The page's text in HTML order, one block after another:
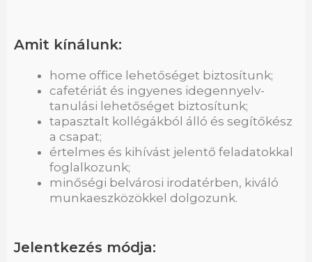
Amit kínálunk:
home office lehetőséget biztosítunk;
cafetériát és ingyenes idegennyelv-
tanulási lehetőséget biztosítunk;
tapasztalt kollégákból álló és segítőkész
a csapat;
értelmes és kihívást jelentő feladatokkal
foglalkozunk;
minőségi belvárosi irodatérben, kiváló
munkaeszközökkel dolgozunk.
Jelentkezés módja: